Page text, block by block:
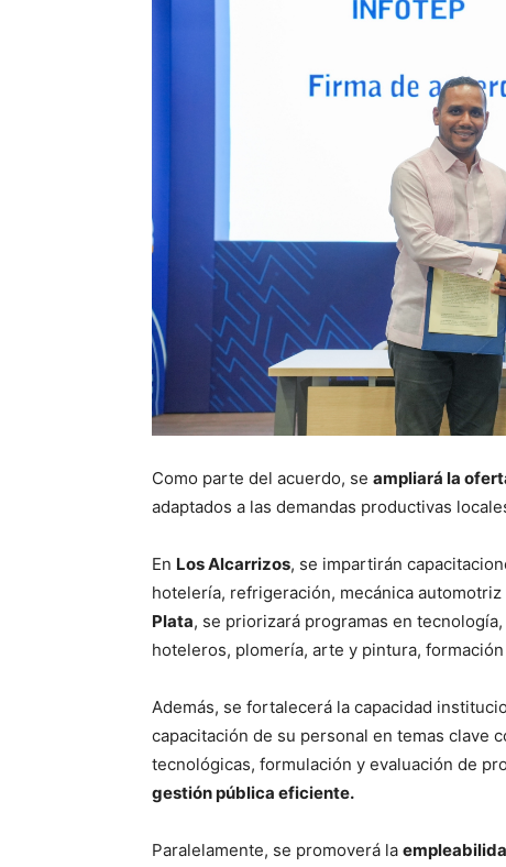
Como parte del acuerdo, se ampliará la
adaptados a las demandas productivas
En Los Alcarrizos, se impartirán
hotelería, refrigeración, mecánica
Plata, se priorizará programas en
hoteleros, plomería, arte y pintura,
Además, se fortalecerá la capacidad
capacitación de su personal en temas clave
tecnológicas, formulación y evaluación de
gestión pública eficiente.
Paralelamente, se promoverá la